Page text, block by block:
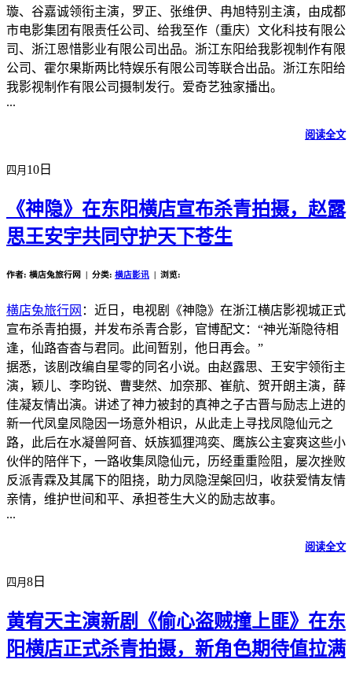
璇、谷嘉诚领衔主演，罗正、张维伊、冉旭特别主演，由成都
市电影集团有限责任公司、给我至作（重庆）文化科技有限公
司、浙江恩惜影业有限公司出品。浙江东阳给我影视制作有限
公司、霍尔果斯两比特娱乐有限公司等联合出品。浙江东阳给
我影视制作有限公司摄制发行。爱奇艺独家播出。
...
阅读全文
四月 10日
《神隐》在东阳横店宣布杀青拍摄，赵露
思王安宇共同守护天下苍生
作者: 横店兔旅行网 | 分类: 横店影讯 | 浏览:
横店兔旅行网 ：近日，电视剧《神隐》在浙江横店影视城正式
宣布杀青拍摄，并发布杀青合影，官博配文：“神光渐隐待相
逢，仙路杳杳与君同。此间暂别，他日再会。”
据悉，该剧改编自星零的同名小说。由赵露思、王安宇领衔主
演，颖儿、李昀锐、曹斐然、加奈那、崔航、贺开朗主演，薛
佳凝友情出演。讲述了神力被封的真神之子古晋与励志上进的
新一代凤皇凤隐因一场意外相识，从此走上寻找凤隐仙元之
路，此后在水凝兽阿音、妖族狐狸鸿奕、鹰族公主宴爽这些小
伙伴的陪伴下，一路收集凤隐仙元，历经重重险阻，屡次挫败
反派青霖及其属下的阻挠，助力凤隐涅槃回归，收获爱情友情
亲情，维护世间和平、承担苍生大义的励志故事。
...
阅读全文
四月 8日
黄宥天主演新剧《偷心盗贼撞上匪》在东
阳横店正式杀青拍摄，新角色期待值拉满